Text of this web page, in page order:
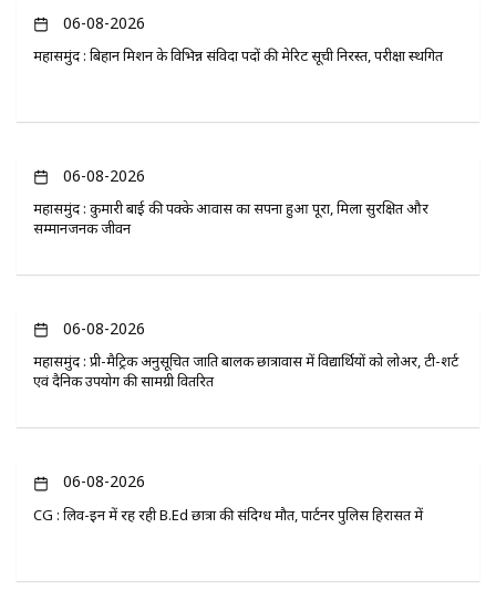
06-08-2026
महासमुंद : बिहान मिशन के विभिन्न संविदा पदों की मेरिट सूची निरस्त, परीक्षा स्थगित
06-08-2026
महासमुंद : कुमारी बाई की पक्के आवास का सपना हुआ पूरा, मिला सुरक्षित और
सम्मानजनक जीवन
06-08-2026
महासमुंद : प्री-मैट्रिक अनुसूचित जाति बालक छात्रावास में विद्यार्थियों को लोअर, टी-शर्ट
एवं दैनिक उपयोग की सामग्री वितरित
06-08-2026
CG : लिव-इन में रह रही B.Ed छात्रा की संदिग्ध मौत, पार्टनर पुलिस हिरासत में